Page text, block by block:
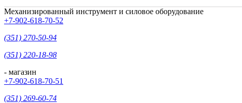
Механизированный инструмент и силовое оборудование
+7-902-618-70-52
(351) 270-50-94
(351) 220-18-98
- магазин
+7-902-618-70-51
(351) 269-60-74